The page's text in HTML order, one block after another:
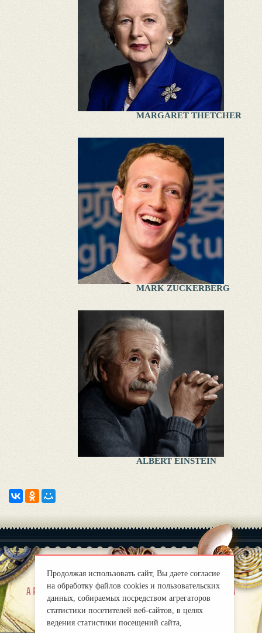
MARGARET THETCHER
MARK ZUCKERBERG
ALBERT EINSTEIN
a propos de nous |
Правила
mirprognoz@mail.ru
Продолжая использовать сайт, Вы даете согласие
на обработку файлов cookies и пользовательских
данных, собираемых посредством агрегаторов
статистики посетителей веб-сайтов, в целях
ведения статистики посещений сайта,